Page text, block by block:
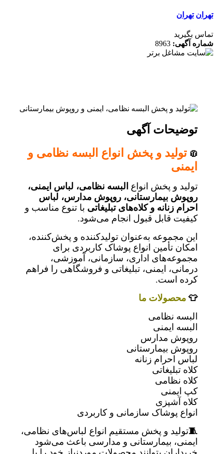
تهران
بگیرید
آگهی:8963
توضیحات آگهی
تولید و پخش انواع البسه نظامی و
ایمنی
تولید و پخش انواعالبسه نظامی، لباس ایمنی،
روپوش بیمارستانی، روپوش مدارس، لباس
احرام زنانه و کلاه‌های تبلیغاتیبا تنوع مناسب و
کیفیت قابل قبول انجام می‌شود.
این مجموعه به‌عنوان تولیدکننده و پخش‌کننده،
امکان تأمین انواع پوشاک کاربردی برای
مجموعه‌های اداری، سازمانی، آموزشی،
درمانی، ایمنی، تبلیغاتی و فروشگاهی را فراهم
کرده است.
محصولات ما
البسه نظامی
البسه ایمنی
روپوش مدارس
روپوش بیمارستانی
لباس احرام زنانه
کلاه تبلیغاتی
کلاه نظامی
کپ ایمنی
کلاه آشپزی
انواع پوشاک سازمانی و کاربردی
تولید و پخش مستقیم انواع لباس‌های نظامی،
ایمنی، بیمارستانی و مدارسی باعث می‌شود